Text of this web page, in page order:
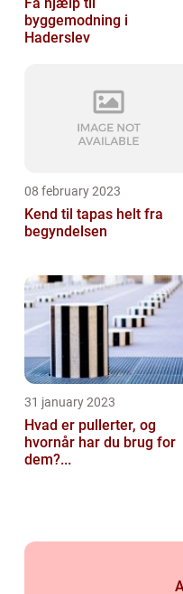
Få hjælp til
byggemodning i
Haderslev
08 february 2023
Kend til tapas helt fra
begyndelsen
31 january 2023
Hvad er pullerter, og
hvornår har du brug for
dem?...